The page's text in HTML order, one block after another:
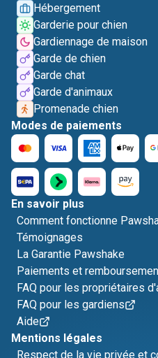
Hébergement
Garderie pour chien
Gardiennage de maison
Garde de chien
Garde chat
Garde d'animaux
Promenade chien
Modes de paiements
En savoir plus
Comment fonctionne
Témoignages
La Garantie Pawshake
Paiements et
FAQ pour les propriétaires
FAQ pour les gardiens
Aide
Mentions légales
Respect de la vie privée et